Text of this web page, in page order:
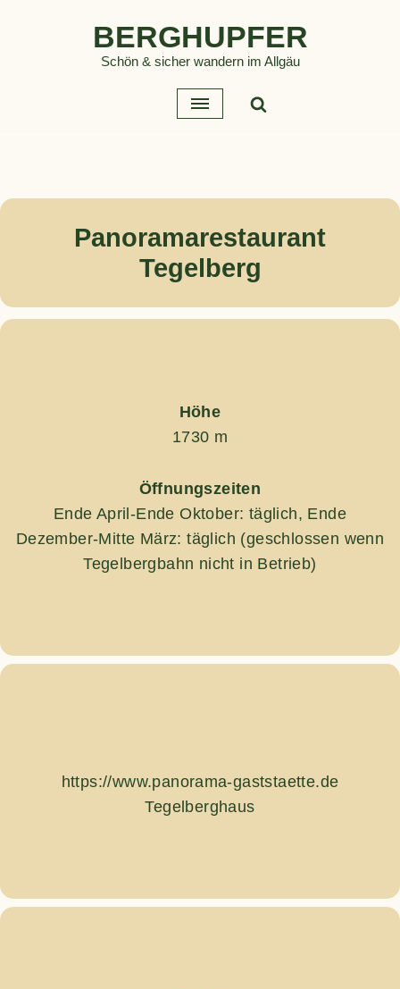
BERGHUPFER
Schön & sicher wandern im Allgäu
Panoramarestaurant
Tegelberg
Höhe
1730 m
Öffnungszeiten
Ende April-Ende Oktober: täglich, Ende
Dezember-Mitte März: täglich (geschlossen wenn
Tegelbergbahn nicht in Betrieb)
https://www.panorama-gaststaette.de
Tegelberghaus